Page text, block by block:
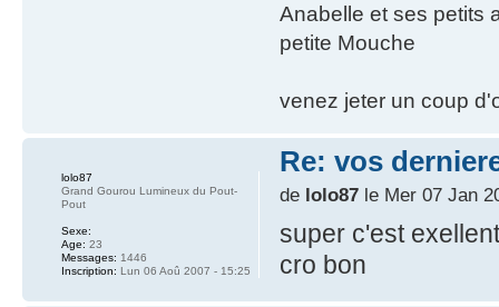
Anabelle et ses petits
petite Mouche
venez jeter un coup
Re: vos
de lolo87le Mer 07 Jan
super c'est
cro bon
lolo87
Grand Gourou Lumineux du Pout-
Pout
Sexe:
Age: 23
Messages: 1446
Inscription: Lun 06 Aoû 2007 - 15:25